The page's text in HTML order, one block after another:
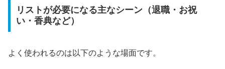
リストが必要になる主なシーン（退職・お祝
い・香典など）
よく使われるのは以下のような場面です。